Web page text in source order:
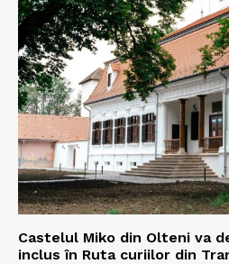
Castelul Miko din Olteni va
inclus în Ruta curiilor din